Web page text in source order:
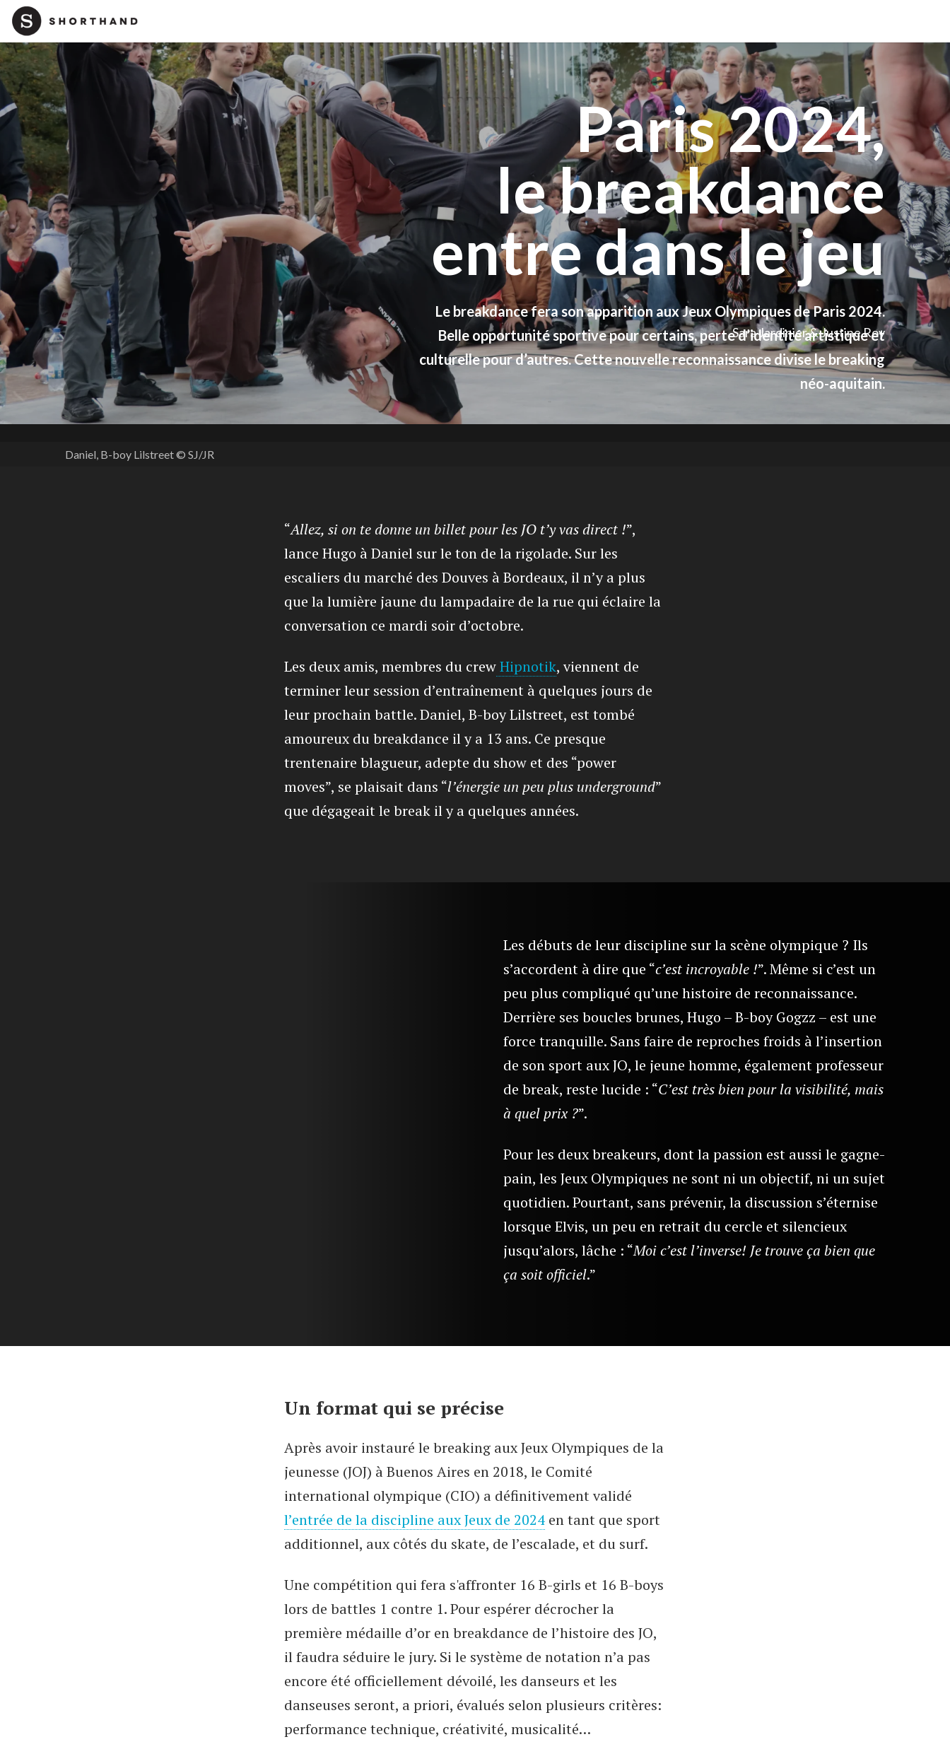
Paris 2024,
le breakdance
entre dans le jeu
Le breakdance fera son apparition aux Jeux Olympiques de Paris 2024.
Belle opportunité sportive pour certains, perte d’identité artistique et
culturelle pour d’autres. Cette nouvelle reconnaissance divise le breaking
néo-aquitain.
Sara Jardinier & Justine Roy
Daniel, B-boy Lilstreet © SJ/JR
“Allez, si on te donne un billet pour les JO t’y vas direct !”,
lance Hugo à Daniel sur le ton de la rigolade. Sur les
escaliers du marché des Douves à Bordeaux, il n’y a plus
que la lumière jaune du lampadaire de la rue qui éclaire la
conversation ce mardi soir d’octobre.
Les deux amis, membres du crewHipnotik, viennent de
terminer leur session d’entraînement à quelques jours de
leur prochain battle. Daniel, B-boy Lilstreet, est tombé
amoureux du breakdance il y a 13 ans. Ce presque
trentenaire blagueur, adepte du show et des “power
moves”, se plaisait dans “l’énergie un peu plus underground”
que dégageait le break il y a quelques années.
Les débuts de leur discipline sur la scène olympique ? Ils
s’accordent à dire que “c’est incroyable !”. Même si c’est un
peu plus compliqué qu’une histoire de reconnaissance.
Derrière ses boucles brunes, Hugo – B-boy Gogzz – est une
force tranquille. Sans faire de reproches froids à l’insertion
de son sport aux JO, le jeune homme, également professeur
de break, reste lucide : “C’est très bien pour la visibilité, mais
à quel prix ?”.
Pour les deux breakeurs, dont la passion est aussi le gagne-
pain, les Jeux Olympiques ne sont ni un objectif, ni un sujet
quotidien. Pourtant, sans prévenir, la discussion s’éternise
lorsque Elvis, un peu en retrait du cercle et silencieux
jusqu’alors, lâche : “Moi c’est l’inverse! Je trouve ça bien que
ça soit officiel.”
Un format qui se précise
Après avoir instauré le breaking aux Jeux Olympiques de la
jeunesse (JOJ) à Buenos Aires en 2018, le Comité
international olympique (CIO) a définitivement validé
l’entrée de la discipline aux Jeux de 2024 en tant que sport
additionnel, aux côtés du skate, de l’escalade, et du surf.
Une compétition qui fera s'affronter 16 B-girls et 16 B-boys
lors de battles 1 contre 1. Pour espérer décrocher la
première médaille d’or en breakdance de l’histoire des JO,
il faudra séduire le jury. Si le système de notation n’a pas
encore été officiellement dévoilé, les danseurs et les
danseuses seront, a priori, évalués selon plusieurs critères:
performance technique, créativité, musicalité…